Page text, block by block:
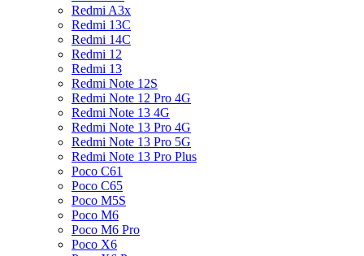
Redmi A3x
Redmi 13C
Redmi 14C
Redmi 12
Redmi 13
Redmi Note 12S
Redmi Note 12 Pro 4G
Redmi Note 13 4G
Redmi Note 13 Pro 4G
Redmi Note 13 Pro 5G
Redmi Note 13 Pro Plus
Poco C61
Poco C65
Poco M5S
Poco M6
Poco M6 Pro
Poco X6